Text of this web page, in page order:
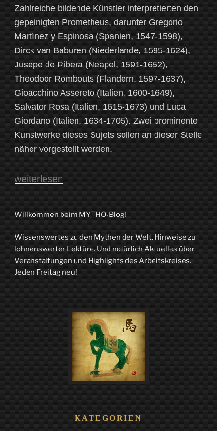
Zahlreiche bildende Künstler interpretierten den
gepeinigten Prometheus, darunter Gregorio
Martínez y Espinosa (Spanien, 1547-1598),
Dirck van Baburen (Niederlande, 1595-1624),
Jusepe de Ribera (Neapel, 1591-1652),
Theodoor Rombouts (Flandern, 1597-1637),
Gioacchino Assereto (Italien, 1600-1649),
Salvator Rosa (Italien, 1615-1673) und Luca
Giordano (Italien, 1634-1705). Zwei prominente
Kunstwerke dieses Sujets sollen an dieser Stelle
näher vorgestellt werden.
„Der
Prometheus“
weiterlesen
Willkommen beim MYTHO-Blog!
Wissenswertes zu den Mythen der Welt. Hinweise zu
lohnenswerter Lektüre. Und natürlich Aktuelles über
Veranstaltungen und Highlights des Arbeitskreises.
Jeden Freitag neu!
KATEGORIEN